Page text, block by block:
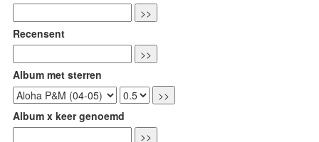
Recensent
Album met sterren
Album x keer genoemd